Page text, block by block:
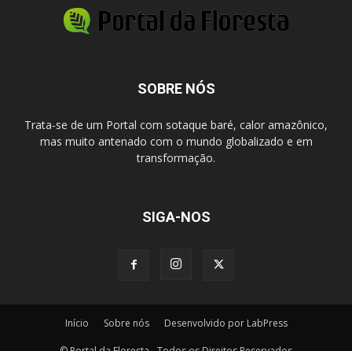
SOBRE NÓS
Trata-se de um Portal com sotaque baré, calor amazônico,
mas muito antenado com o mundo globalizado e em
transformação.
SIGA-NOS
Início Sobre nós Desenvolvido por LabPress